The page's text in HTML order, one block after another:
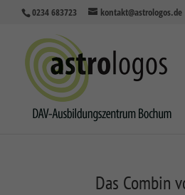
0234 683723 kontakt@astrologos.de
Das Combin